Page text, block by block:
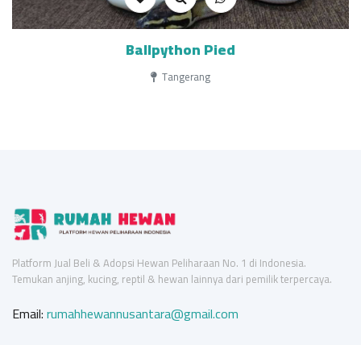
Ballpython Pied
Tangerang
Platform Jual Beli & Adopsi Hewan Peliharaan No. 1 di Indonesia.
Temukan anjing, kucing, reptil & hewan lainnya dari pemilik terpercaya.
Email:rumahhewannusantara@gmail.com